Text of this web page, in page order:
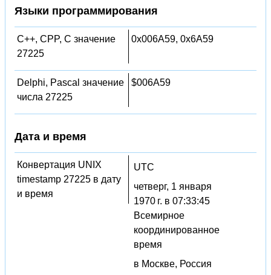
Языки программирования
C++, CPP, C значение
27225
0x006A59, 0x6A59
Delphi, Pascal значение
числа 27225
$006A59
Дата и время
Конвертация UNIX
timestamp 27225 в дату
и время
UTC
четверг, 1 января
1970 г. в 07:33:45
Всемирное
координированное
время
в Москве, Россия